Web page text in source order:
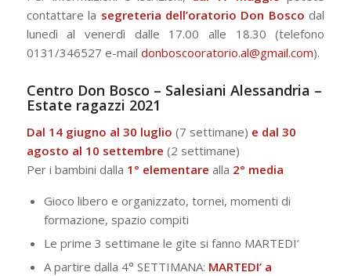
contattare la segreteria dell’oratorio Don Bosco dal
lunedì al venerdì dalle 17.00 alle 18.30 (telefono
0131/346527 e-mail donboscooratorio.al@gmail.com).
Centro Don Bosco – Salesiani Alessandria –
Estate ragazzi 2021
Dal 14 giugno al 30 luglio (7 settimane) e dal 30
agosto al 10 settembre (2 settimane)
Per i bambini dalla 1° elementare alla 2° media
Gioco libero e organizzato, tornei, momenti di
formazione, spazio compiti
Le prime 3 settimane le gite si fanno MARTEDI’
A partire dalla 4° SETTIMANA: MARTEDI’ a